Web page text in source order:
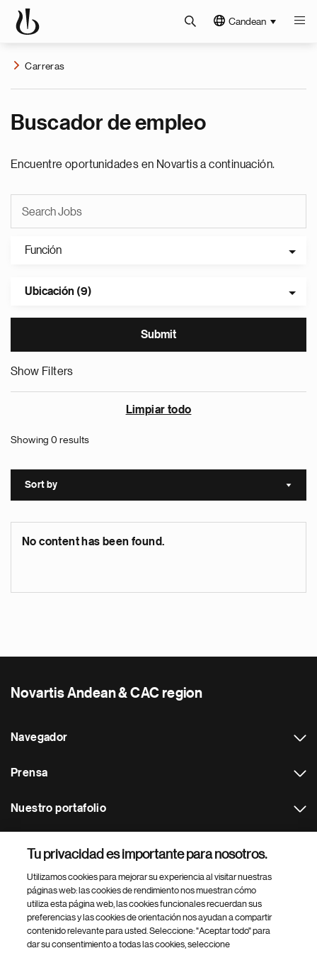
Candean
Carreras
Buscador de empleo
Encuentre oportunidades en Novartis a continuación.
Función
Ubicación (9)
Show Filters
Limpiar todo
Showing 0 results
Sort by Sort
No content has been found.
Novartis Andean & CAC region
Navegador
Prensa
Nuestro portafolio
Footer Site Search
Tu privacidad es importante para nosotros.
Utilizamos cookies para mejorar su experiencia al visitar nuestras
páginas web: las cookies de rendimiento nos muestran cómo
utiliza esta página web, las cookies funcionales recuerdan sus
preferencias y las cookies de orientación nos ayudan a compartir
contenido relevante para usted. Seleccione: "Aceptar todo" para
dar su consentimiento a todas las cookies, seleccione